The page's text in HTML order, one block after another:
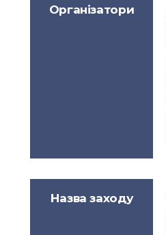
Організатори
Назва заходу